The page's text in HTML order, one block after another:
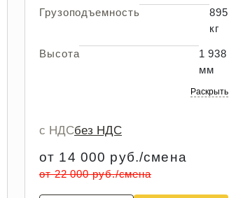
Грузоподъемность
895
кг
Высота
1 938
мм
Раскрыть
с НДСбез НДС
от 14 000 руб./смена
от 22 000 руб./смена